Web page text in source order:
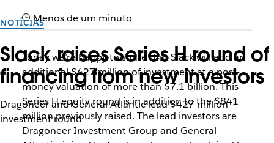
NOTÍCIAS
Slack raises Series H round of
financing from new investors
Dragoneer and General Atlantic lead $427 million
investment round
Menos de um minuto
Today we’re happy to share that Slack will add an
additional $427 million of investment at a post-
money valuation of more than $7.1 billion. This
Series H equity round is in addition to the $841
million previously raised. The lead investors are
Dragoneer Investment Group and General